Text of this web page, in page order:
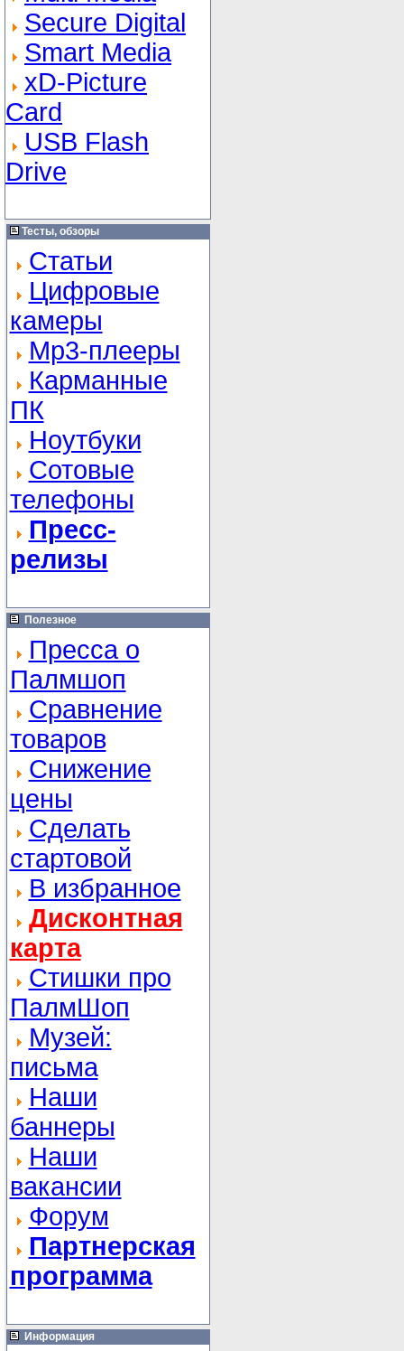
Secure Digital
Smart Media
xD-Picture
Card
USB Flash
Drive
Тесты, обзоры
Статьи
Цифровые
камеры
Mp3-плееры
Карманные
ПК
Ноутбуки
Сотовые
телефоны
Пресс-
релизы
Полезное
Пресса о
Палмшоп
Сравнение
товаров
Снижение
цены
Сделать
стартовой
В избранное
Дисконтная
карта
Стишки про
ПалмШоп
Музей:
письма
Наши
баннеры
Наши
вакансии
Форум
Партнерская
программа
Информация